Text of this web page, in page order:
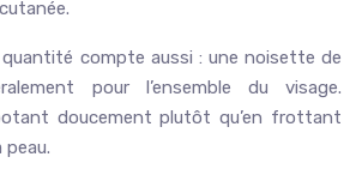
quantité compte aussi : une noisette de
pour l’ensemble du visage.
doucement plutôt qu’en frottant
peau.